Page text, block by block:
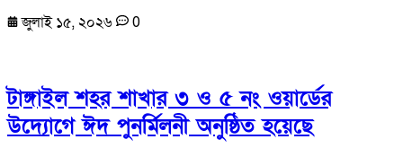
জুলাই ১৫, ২০২৬
0
টাঙ্গাইল শহর শাখার ৩ ও ৫ নং ওয়ার্ডের
উদ্যোগে ঈদ পুনর্মিলনী অনুষ্ঠিত হয়েছে